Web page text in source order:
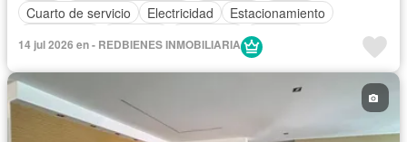
Cuarto de servicio
Electricidad
Estacionamiento
Terraza
Vista panorámica
14 jul 2026 en - REDBIENES INMOBILIARIA